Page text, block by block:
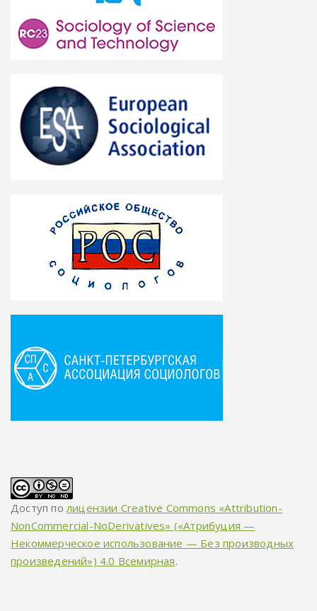
Доступ полицензии Creative Commons «Attribution-
NonCommercial-NoDerivatives» («Атрибуция —
Некоммерческое использование — Без производных
произведений») 4.0 Всемирная.